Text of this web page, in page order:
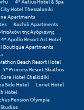
Hotel Thessaloniki
Apartments
Kochili Apartments
της Αγόριανης
4* Apollo Resort Art Hotel
Boutique Apartments
Beach Resort Hotel
5* Princess Resort Skiathos
Hotel Chalkidiki
Side Hotel
Loriet Hotel
Hotel
Pension Olympia